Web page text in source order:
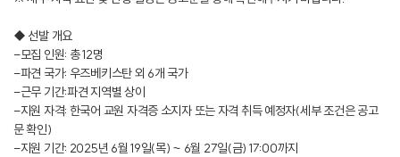
◆ 선발 개요
-모집 인원: 총 12명
-파견 국가: 우즈베키스탄 외 6개 국가
-근무 기간:파견 지역별 상이
-지원 자격: 한국어 교원 자격증 소지자 또는 자격 취득 예정자(세부 조건은 공고
문 확인)
-지원 기간: 2025년 6월 19일(목) ~ 6월 27일(금) 17:00까지